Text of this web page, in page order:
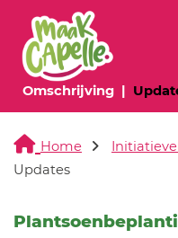
Omschrijving(huidige
Home
Updates